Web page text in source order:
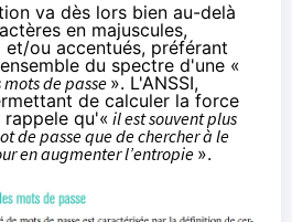
va dès lors bien au-delà
en majuscules,
et/ou accentués, préférant
du spectre d'une «
de passe ». L'ANSSI,
de calculer la force
rappele qu'« il est souvent plus
de passe que de chercher à le
en augmenter l’entropie ».